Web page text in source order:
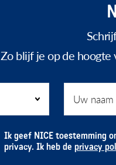
Zo blijf je op de
Ik geef NICE toestemming
privacy. Ik heb de privacy